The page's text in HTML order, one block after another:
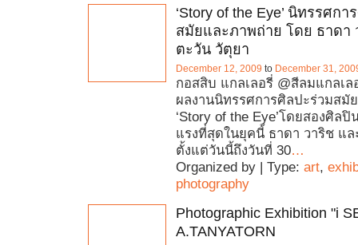
‘Story of the Eye’ นิทรรศก
สมัยและภาพถ่าย โดย ธาดา
ตะวัน วัตุยา
December 12, 2009 to December 31,
กอสสิบ แกลเลอรี่ @สีลมแกลเล
ผลงานนิทรรศการศิลปะร่วมสมั
‘Story of the Eye’โดยสองศิล
แรงที่สุดในยุคนี้ ธาดา วาริช แ
ตั้งแต่วันนี้ถึงวันที่ 30…
Organized by | Type: art,
photography
Photographic Exhibition "i
A.TANYATORN